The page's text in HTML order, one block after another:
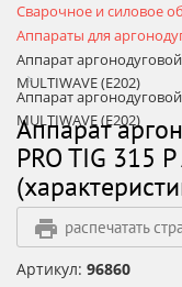
Сварочное и силовое
Аппараты для
Аппарат
MULTIWAVE (E202)
Аппарат
MULTIWAVE (E202)
Аппарат
PRO TIG 315
распечатать
Артикул: 96860